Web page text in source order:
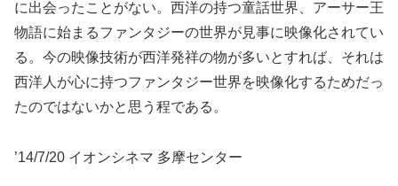
に出会ったことがない。西洋の持つ童話世界、アーサー王
物語に始まるファンタジーの世界が見事に映像化されてい
る。今の映像技術が西洋発祥の物が多いとすれば、それは
西洋人が心に持つファンタジー世界を映像化するためだっ
たのではないかと思う程である。
’14/7/20 イオンシネマ 多摩センター